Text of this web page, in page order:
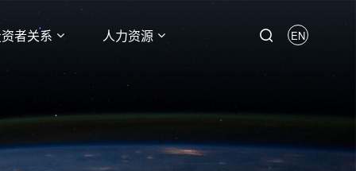
者关系 人力资源 EN